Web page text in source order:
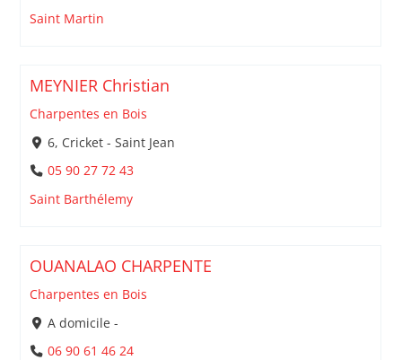
Saint Martin
MEYNIER Christian
Charpentes en Bois
6, Cricket - Saint Jean
05 90 27 72 43
Saint Barthélemy
OUANALAO CHARPENTE
Charpentes en Bois
A domicile -
06 90 61 46 24